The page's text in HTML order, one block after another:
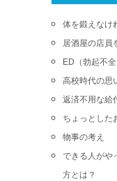
体を鍛えなけ
居酒屋の店員
ED（勃起不
高校時代の思
返済不用な給
ちょっとした
物事の考え
できる人がや
方とは？